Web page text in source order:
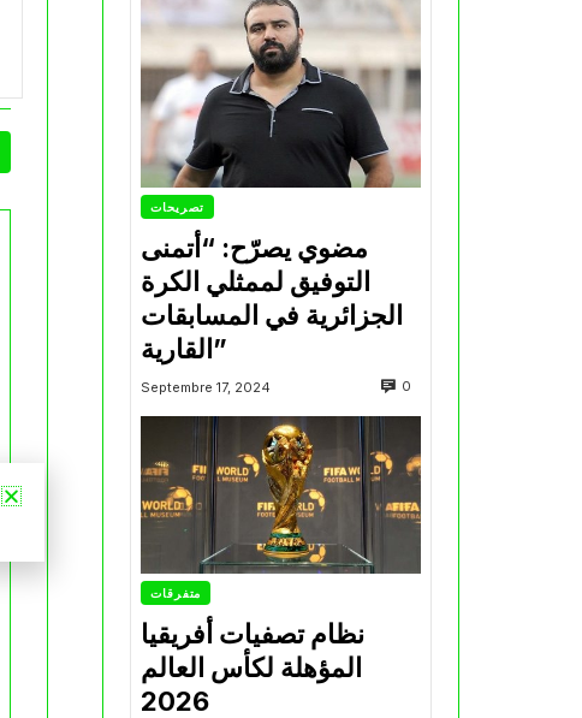
تصريحات
مضوي يصرّح: “أتمنى
التوفيق لممثلي الكرة
الجزائرية في المسابقات
القارية”
Septembre 17, 2024 0
متفرقات
نظام تصفيات أفريقيا
المؤهلة لكأس العالم
2026